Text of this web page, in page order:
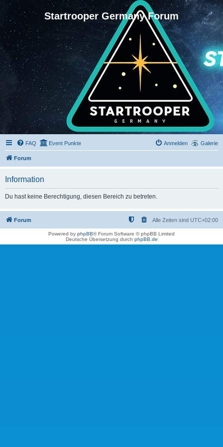
Startrooper Germany Forum
Galerie
FAQ Event Punkte Anmelden
Forum
Information
Du hast keine Berechtigung, diesen Bereich zu betreten.
Forum Alle Zeiten sind UTC+02:00
Powered by phpBB® Forum Software © phpBB Limited
Deutsche Übersetzung durch phpBB.de